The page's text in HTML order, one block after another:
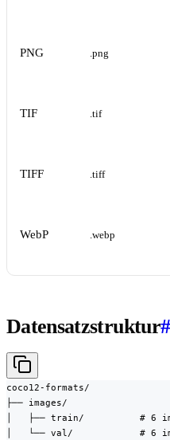
PNG .png
TIF .tif
TIFF .tiff
WebP .webp
Datensatzstruktur#
coco12-formats/
├── images/
│   ├── train/          # 6
│   └── val/            # 6